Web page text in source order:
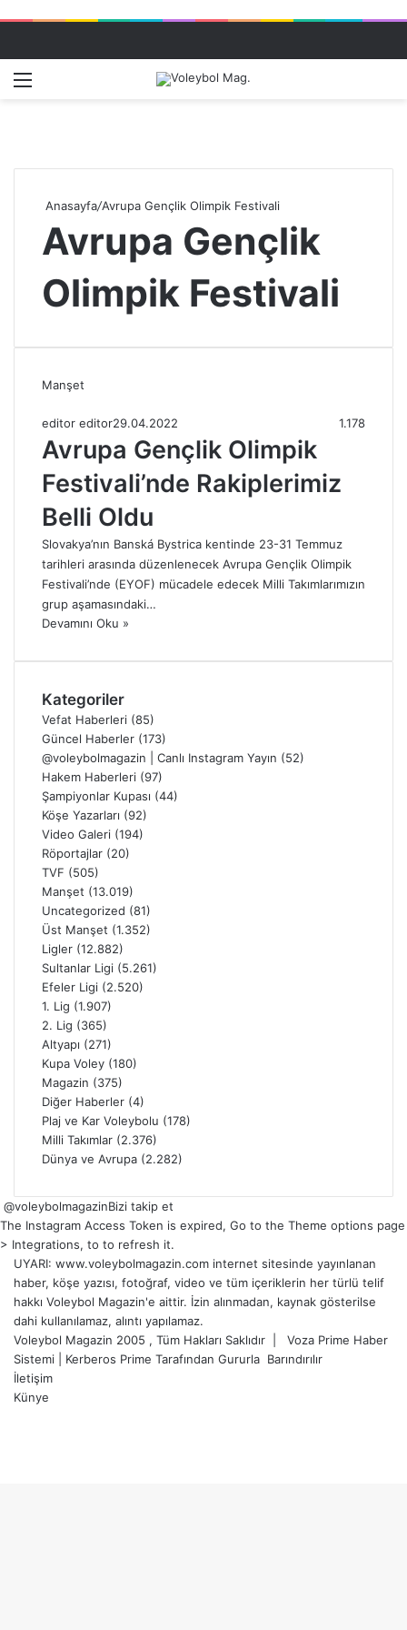
Anasayfa/Avrupa Gençlik Olimpik Festivali
Avrupa Gençlik
Olimpik Festivali
Manşet
editor editor29.04.2022 1.178
Avrupa Gençlik Olimpik
Festivali’nde Rakiplerimiz
Belli Oldu
Slovakya’nın Banská Bystrica kentinde 23-31 Temmuz
tarihleri ​​arasında düzenlenecek Avrupa Gençlik Olimpik
Festivali’nde (EYOF) mücadele edecek Milli Takımlarımızın
grup aşamasındaki…
Devamını Oku »
Kategoriler
Vefat Haberleri (85)
Güncel Haberler (173)
@voleybolmagazin | Canlı Instagram Yayın (52)
Hakem Haberleri (97)
Şampiyonlar Kupası (44)
Köşe Yazarları (92)
Video Galeri (194)
Röportajlar (20)
TVF (505)
Manşet (13.019)
Uncategorized (81)
Üst Manşet (1.352)
Ligler (12.882)
Sultanlar Ligi (5.261)
Efeler Ligi (2.520)
1. Lig (1.907)
2. Lig (365)
Altyapı (271)
Kupa Voley (180)
Magazin (375)
Diğer Haberler (4)
Plaj ve Kar Voleybolu (178)
Milli Takımlar (2.376)
Dünya ve Avrupa (2.282)
@voleybolmagazinBizi takip et
The Instagram Access Token is expired, Go to the Theme options page
> Integrations, to to refresh it.
UYARI: www.voleybolmagazin.com internet sitesinde yayınlanan
haber, köşe yazısı, fotoğraf, video ve tüm içeriklerin her türlü telif
hakkı Voleybol Magazin'e aittir. İzin alınmadan, kaynak gösterilse
dahi kullanılamaz, alıntı yapılamaz.
Voleybol Magazin 2005 , Tüm Hakları Saklıdır | Voza Prime Haber
Sistemi
Kerberos Prime Tarafından Gururla Barındırılır
İletişim
Künye